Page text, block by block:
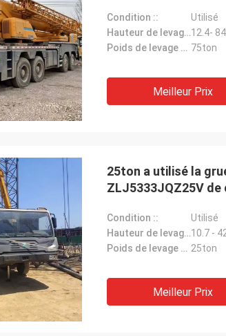
Condition ::
Utilisé
Hauteur de levage maximum ::12.4-
Poids de levage maximum :: 75ton
Meilleur Prix
25ton a utilisé la
ZLJ5333JQZ25V de
Condition ::
Utilisé
Hauteur de levage maximum ::10.7 -
Poids de levage maximum :: 25ton
Meilleur Prix